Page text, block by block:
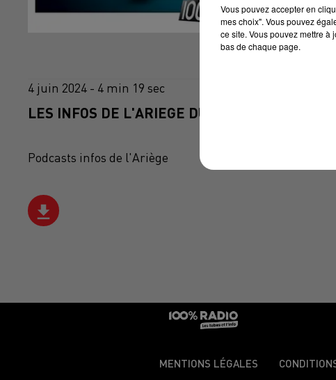
4 juin 2024 - 4 min 19 sec
LES INFOS DE L'ARIEGE DU 04/06/2024 À 09H00
Podcasts infos de l'Ariège
MENTIONS LÉGALES
Vous pouvez accepter en
mes choix". Vous pouvez
ce site. Vous pouvez mettre à
bas de chaque page.